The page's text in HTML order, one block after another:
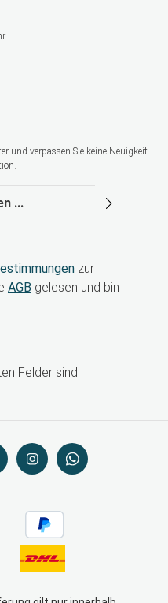
und verpassen Sie keine Neuigkeit
zur
AGB gelesen und bin
Felder sind